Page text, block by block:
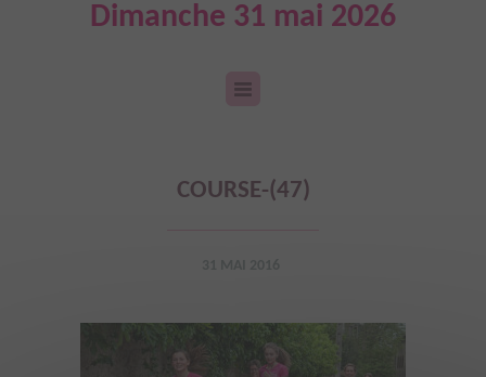
Dimanche 31 mai 2026
COURSE-(47)